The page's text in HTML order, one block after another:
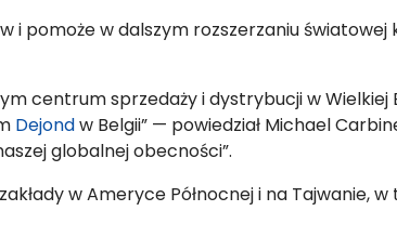
i pomoże w dalszym rozszerzaniu światowej
centrum sprzedaży i dystrybucji w Wielkiej
Dejondw Belgii” — powiedział Michael
globalnej obecności”.
w Ameryce Północnej i na Tajwanie,